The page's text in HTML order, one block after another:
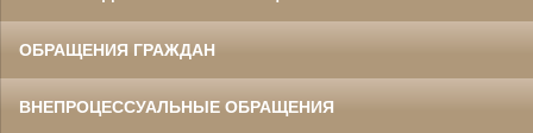
ОБРАЩЕНИЯ ГРАЖДАН
ВНЕПРОЦЕССУАЛЬНЫЕ ОБРАЩЕНИЯ